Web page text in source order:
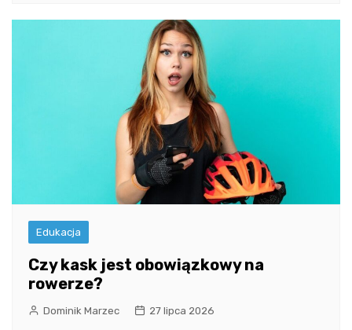
Edukacja
Czy kask jest obowiązkowy na
rowerze?
Dominik Marzec 27 lipca 2026